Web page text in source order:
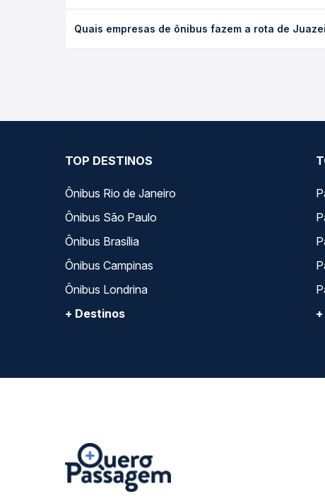
e a antecedência da compra. Na Quero Passagem
Quais empresas de ônibus fazem a rota de
TOP DESTINOS
Ônibus Rio de Janeiro
Ônibus São Paulo
Ônibus Brasília
Ônibus Campinas
Ônibus Londrina
+ Destinos